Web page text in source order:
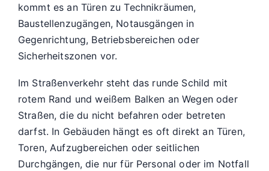
kommt es an Türen zu Technikräumen,
Baustellenzugängen, Notausgängen in
Gegenrichtung, Betriebsbereichen oder
Sicherheitszonen vor.
Im Straßenverkehr steht das runde Schild mit
rotem Rand und weißem Balken an Wegen oder
Straßen, die du nicht befahren oder betreten
darfst. In Gebäuden hängt es oft direkt an Türen,
Toren, Aufzugbereichen oder seitlichen
Durchgängen, die nur für Personal oder im Notfall